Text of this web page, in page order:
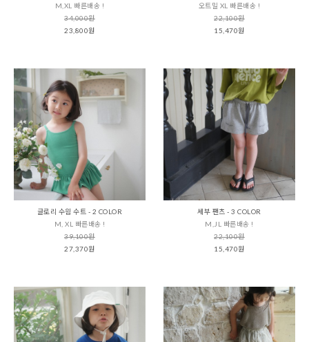
M,XL 빠른배송 !
34,000원
23,800원
오트밀 XL 빠른배송 !
22,100원
15,470원
글로리 수읨 수트 - 2 COLOR
M, XL 빠른배송 !
39,100원
27,370원
세부 팬츠 - 3 COLOR
M,JL 빠른배송 !
22,100원
15,470원